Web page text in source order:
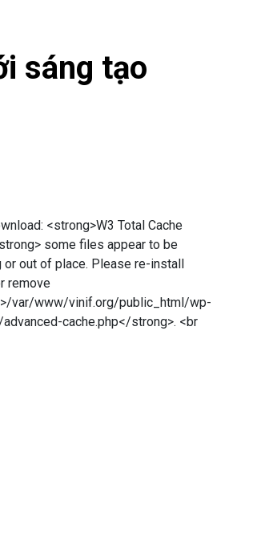
sáng tạo
<strong>W3 Total Cache
some files appear to be
or out of place. Please re-install
remove
var/www/vinif.org/public_html/wp-
cache.php</strong>. <br